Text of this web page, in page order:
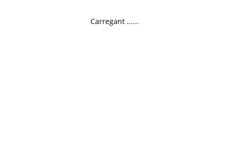
Carregant ......